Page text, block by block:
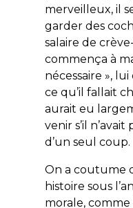
merveilleux, il
garder des
salaire de
commença à
nécessaire »,
ce qu’il fallait
aurait eu
venir s’il
d’un seul coup.
On a coutume
histoire sous
morale, comme